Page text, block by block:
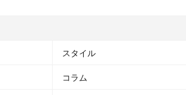
スタイル
コラム